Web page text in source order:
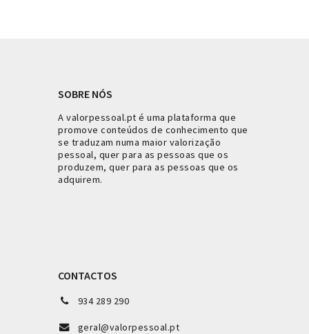
SOBRE NÓS
A valorpessoal.pt é uma plataforma que
promove conteúdos de conhecimento que
se traduzam numa maior valorização
pessoal, quer para as pessoas que os
produzem, quer para as pessoas que os
adquirem.
CONTACTOS
934 289 290
geral@valorpessoal.pt